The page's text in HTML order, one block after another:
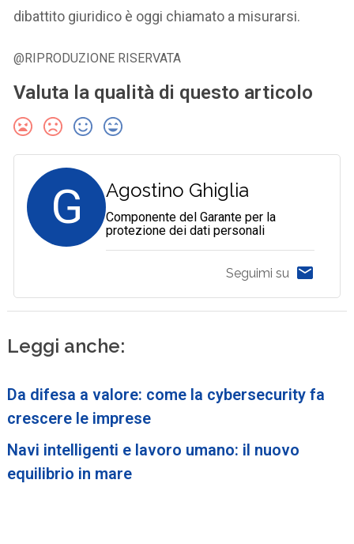
dibattito giuridico è oggi chiamato a misurarsi.
@RIPRODUZIONE RISERVATA
Valuta la qualità di questo articolo
G Agostino Ghiglia
Componente del Garante per la
protezione dei dati personali
Seguimi su
Leggi anche:
Da difesa a valore: come la cybersecurity fa
crescere le imprese
Navi intelligenti e lavoro umano: il nuovo
equilibrio in mare